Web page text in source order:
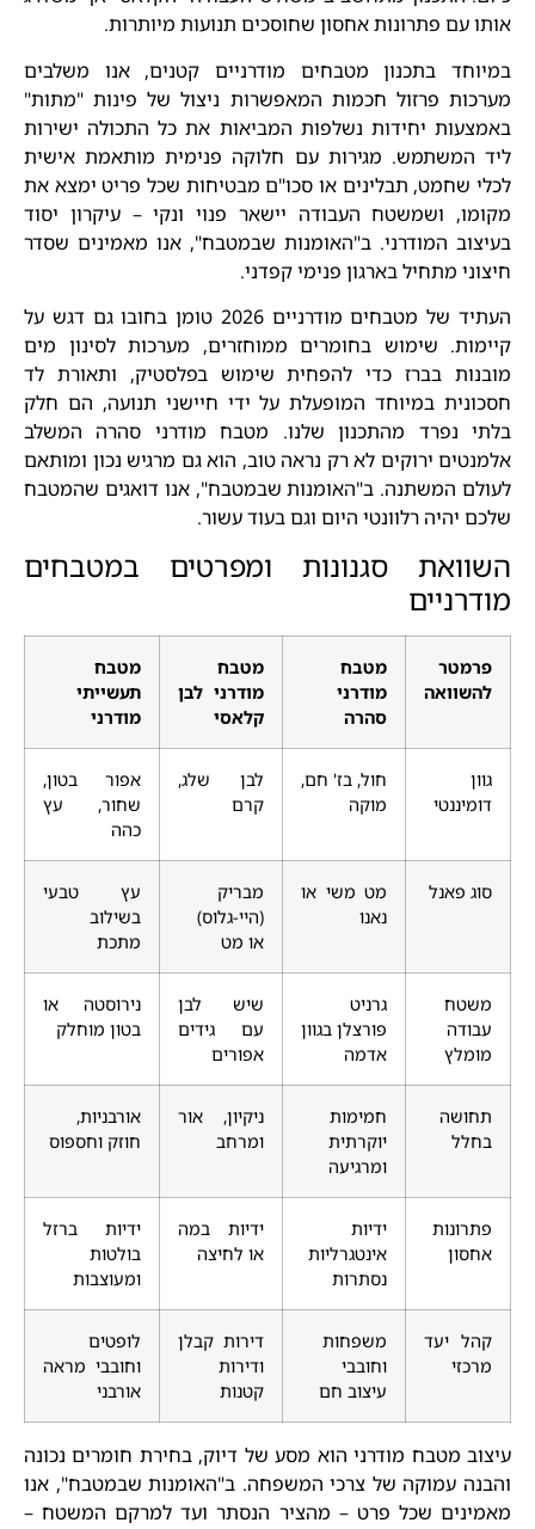
אותו עם פתרונות אחסון שחוסכים תנועות מיותרות.
במיוחד בתכנון מטבחים מודרניים קטנים, אנו משלבים
מערכות פרזול חכמות המאפשרות ניצול של פינות "מתות"
באמצעות יחידות נשלפות המביאות את כל התכולה ישירות
ליד המשתמש. מגירות עם חלוקה פנימית מותאמת אישית
לכלי שחמט, תבלינים או סכו"ם מבטיחות שכל פריט ימצא את
מקומו, ושמשטח העבודה יישאר פנוי ונקי – עיקרון יסוד
בעיצוב המודרני. ב"האומנות שבמטבח", אנו מאמינים שסדר
חיצוני מתחיל בארגון פנימי קפדני.
העתיד של מטבחים מודרניים 2026 טומן בחובו גם דגש על
קיימות. שימוש בחומרים ממוחזרים, מערכות לסינון מים
מובנות בברז כדי להפחית שימוש בפלסטיק, ותאורת לד
חסכונית במיוחד המופעלת על ידי חיישני תנועה, הם חלק
בלתי נפרד מהתכנון שלנו. מטבח מודרני סהרה המשלב
אלמנטים ירוקים לא רק נראה טוב, הוא גם מרגיש נכון ומותאם
לעולם המשתנה. ב"האומנות שבמטבח", אנו דואגים שהמטבח
שלכם יהיה רלוונטי היום וגם בעוד עשור.
השוואת סגנונות ומפרטים במטבחים
מודרניים
פרמטר
להשוואה
מטבח
מודרני
סהרה
מטבח
מודרני לבן
קלאסי
מטבח
תעשייתי
מודרני
גוון
דומיננטי
חול, בז' חם,
מוקה
לבן שלג,
קרם
אפור בטון,
שחור, עץ
כהה
סוג פאנל
מט משי או
נאנו
מבריק
(היי-גלוס)
או מט
עץ טבעי
בשילוב
מתכת
משטח
עבודה
מומלץ
גרניט
פורצלן בגוון
אדמה
שיש לבן
עם גידים
אפורים
נירוסטה או
בטון מוחלק
תחושה
בחלל
חמימות
יוקרתית
ומרגיעה
ניקיון, אור
ומרחב
אורבניות,
חוזק וחספוס
פתרונות
אחסון
ידיות
אינטגרליות
נסתרות
ידיות במה
או לחיצה
ידיות ברזל
בולטות
ומעוצבות
קהל יעד
מרכזי
משפחות
וחובבי
עיצוב חם
דירות קבלן
ודירות
קטנות
לופטים
וחובבי מראה
אורבני
עיצוב מטבח מודרני הוא מסע של דיוק, בחירת חומרים נכונה
והבנה עמוקה של צרכי המשפחה. ב"האומנות שבמטבח", אנו
מאמינים שכל פרט – מהציר הנסתר ועד למרקם המשטח –